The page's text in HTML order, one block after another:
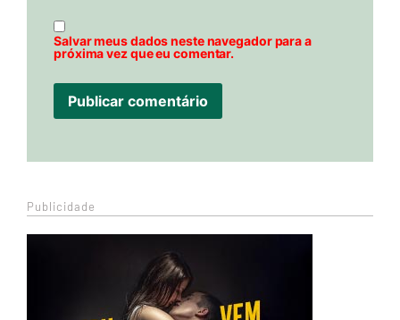
Salvar meus dados neste navegador para a
próxima vez que eu comentar.
Publicidade